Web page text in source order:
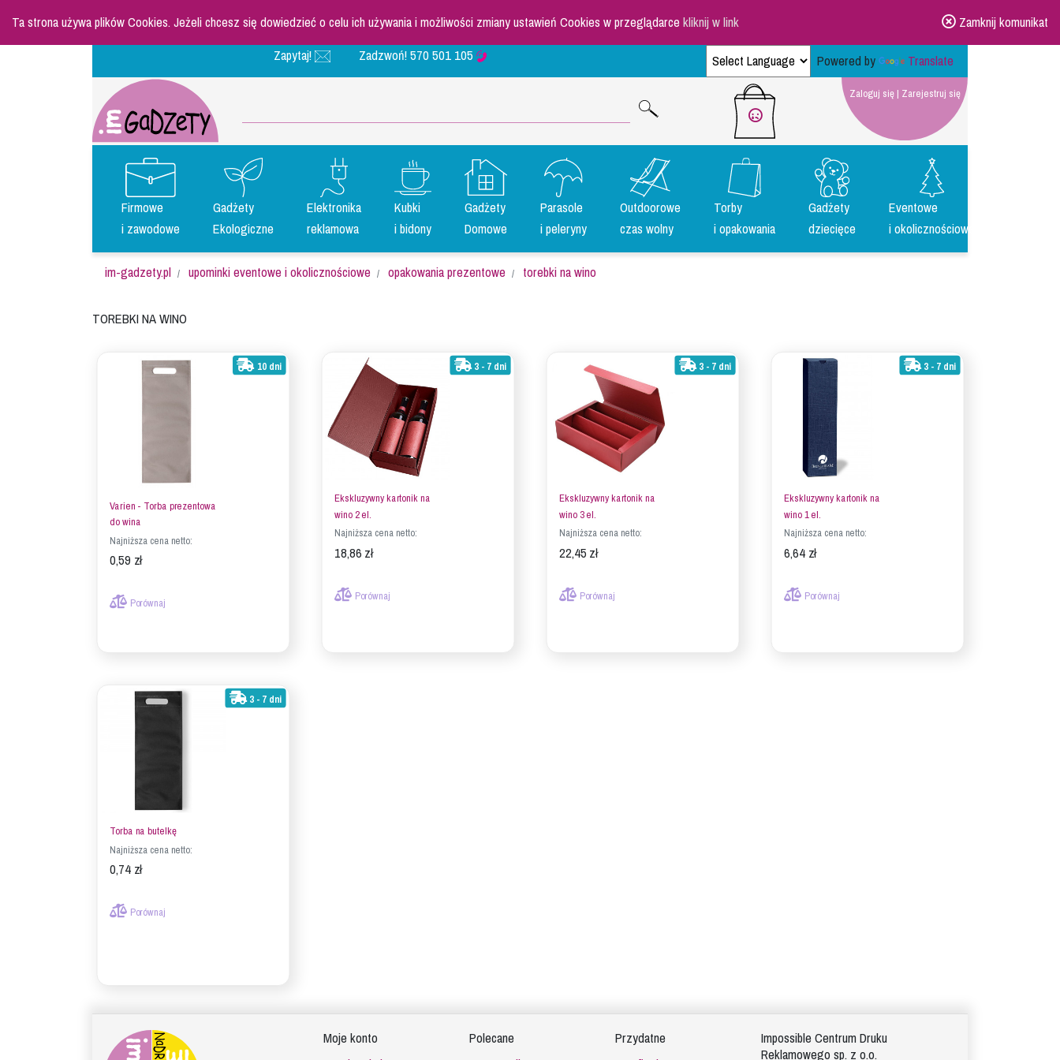
Ta strona używa plików Cookies. Jeżeli chcesz się dowiedzieć o celu ich używania i możliwości zmiany ustawień Cookies w przeglądarcekliknij w link
Zamknij komunikat
Zapytaj!
Zadzwoń!570 501 105 Powered by Translate
Zaloguj się| Zarejestruj się
Firmowe
i zawodowe
Gadżety
Ekologiczne
Elektronika
reklamowa
Kubki
i bidony
Gadżety
Domowe
Parasole
i peleryny
Outdoorowe
czas wolny
Torby
i opakowania
Gadżety
dziecięce
Eventowe
i okolicznościowe
im-gadzety.pl
upominki eventowe i okolicznościowe opakowania prezentowe torebki na wino
Torebki na wino
10 dni
Varien - Torba prezentowa
do wina
Najniższa cena netto:
0,59 zł
Porównaj
3 - 7 dni
Ekskluzywny kartonik na
wino 2 el.
Najniższa cena netto:
18,86 zł
Porównaj
3 - 7 dni
Ekskluzywny kartonik na
wino 3 el.
Najniższa cena netto:
22,45 zł
Porównaj
3 - 7 dni
Ekskluzywny kartonik na
wino 1 el.
Najniższa cena netto:
6,64 zł
Porównaj
3 - 7 dni
Torba na butelkę
Najniższa cena netto:
0,74 zł
Porównaj
Moje konto
Polecane
Przydatne
Impossible Centrum Druku
Reklamowego sp. z o.o.